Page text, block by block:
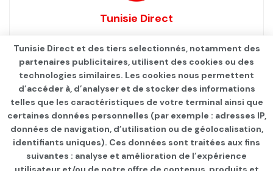
Tunisie Direct
Qui sommes-nous ? Advertise Contact S’identifier
Tunisie Direct et des tiers selectionnés, notamment des
partenaires publicitaires, utilisent des cookies ou des
technologies similaires. Les cookies nous permettent
d’accéder à, d’analyser et de stocker des informations
telles que les caractéristiques de votre terminal ainsi que
certaines données personnelles (par exemple : adresses IP,
données de navigation, d’utilisation ou de géolocalisation,
identifiants uniques). Ces données sont traitées aux fins
suivantes : analyse et amélioration de l’expérience